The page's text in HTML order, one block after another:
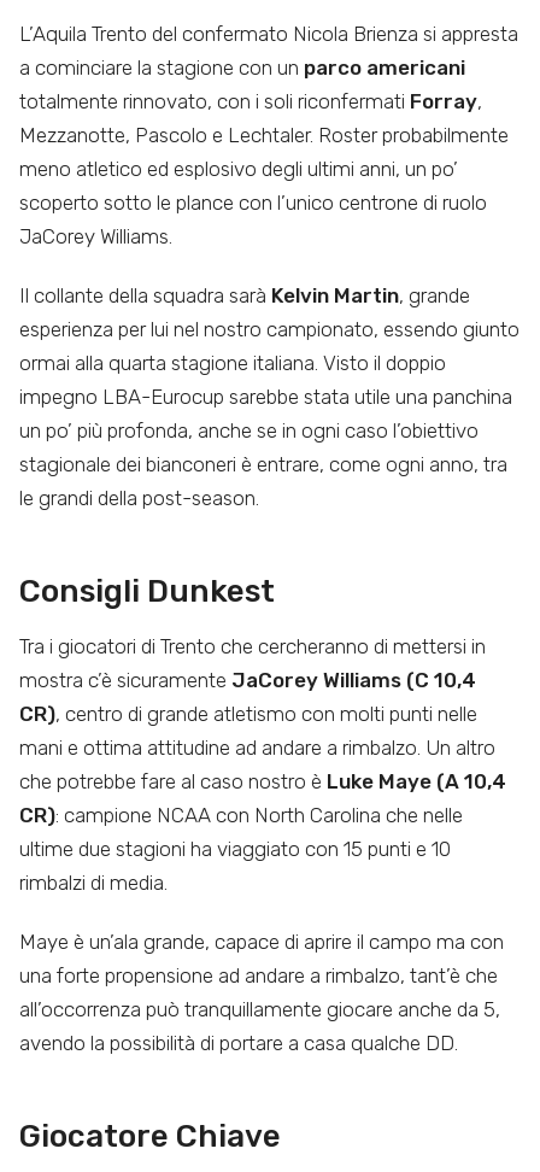
L’Aquila Trento del confermato Nicola Brienza si appresta
a cominciare la stagione con un parco americani
totalmente rinnovato, con i soli riconfermati Forray,
Mezzanotte, Pascolo e Lechtaler. Roster probabilmente
meno atletico ed esplosivo degli ultimi anni, un po’
scoperto sotto le plance con l’unico centrone di ruolo
JaCorey Williams.
Il collante della squadra sarà Kelvin Martin, grande
esperienza per lui nel nostro campionato, essendo giunto
ormai alla quarta stagione italiana. Visto il doppio
impegno LBA-Eurocup sarebbe stata utile una panchina
un po’ più profonda, anche se in ogni caso l’obiettivo
stagionale dei bianconeri è entrare, come ogni anno, tra
le grandi della post-season.
Consigli Dunkest
Tra i giocatori di Trento che cercheranno di mettersi in
mostra c’è sicuramente JaCorey Williams (C 10,4
CR), centro di grande atletismo con molti punti nelle
mani e ottima attitudine ad andare a rimbalzo. Un altro
che potrebbe fare al caso nostro è Luke Maye (A 10,4
CR): campione NCAA con North Carolina che nelle
ultime due stagioni ha viaggiato con 15 punti e 10
rimbalzi di media.
Maye è un’ala grande, capace di aprire il campo ma con
una forte propensione ad andare a rimbalzo, tant’è che
all’occorrenza può tranquillamente giocare anche da 5,
avendo la possibilità di portare a casa qualche DD.
Giocatore Chiave